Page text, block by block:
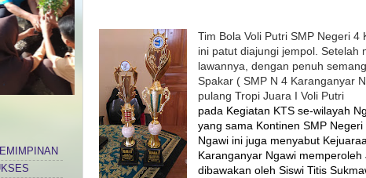
Tim Bola Voli Putri SMP Negeri
ini patut diajungi jempol. Setelah
lawannya, dengan penuh
Spakar ( SMP N 4 Karanganyar
pulang Tropi Juara I Voli Putri
pada Kegiatan KTS se-wilayah
yang sama Kontinen SMP
Ngawi ini juga menyabut
Karanganyar Ngawi
dibawakan oleh Siswi Titis